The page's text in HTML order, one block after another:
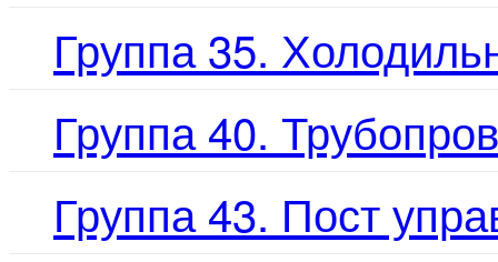
Группа 35.
Группа 40.
Группа 43. Пост